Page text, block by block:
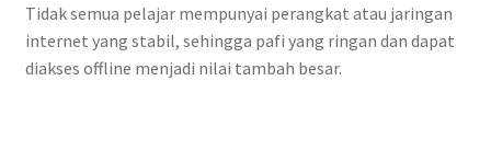
Tidak semua pelajar mempunyai perangkat atau jaringan
internet yang stabil, sehingga pafi yang ringan dan dapat
diakses offline menjadi nilai tambah besar.